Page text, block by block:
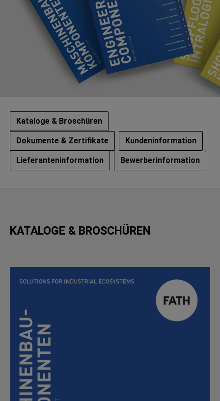
Kataloge & Broschüren
Dokumente & Zertifikate Kundeninformation
Lieferanteninformation Bewerberinformation
KATALOGE & BROSCHÜREN